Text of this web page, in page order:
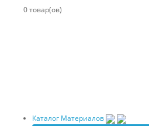
0 товар(ов)
Каталог Материалов